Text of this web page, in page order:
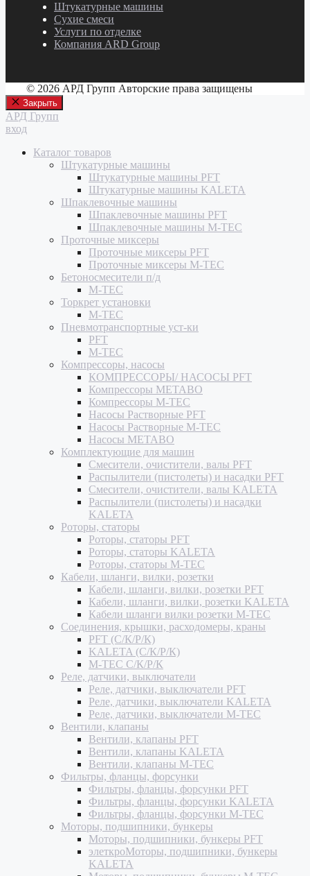
Штукатурные машины
Сухие смеси
Услуги по отделке
Компания ARD Group
© 2026 АРД Групп Авторские права защищены
Закрыть
АРД Групп
вход
Каталог товаров
Штукатурные машины
Штукатурные машины PFT
Штукатурные машины KALETA
Шпаклевочные машины
Шпаклевочные машины PFT
Шпаклевочные машины M-TEC
Проточные миксеры
Проточные миксеры PFT
Проточные миксеры M-TEC
Бетоносмесители п/д
M-TEC
Торкрет установки
M-TEC
Пневмотранспортные уст-ки
PFT
M-TEC
Компрессоры, насосы
КОМПРЕССОРЫ/ НАСОСЫ PFT
Компрессоры METABO
Компрессоры M-TEC
Насосы Растворные PFT
Насосы Растворные M-TEC
Насосы METABO
Комплектующие для машин
Смесители, очистители, валы PFT
Распылители (пистолеты) и насадки PFT
Смесители, очистители, валы KALETA
Распылители (пистолеты) и насадки
KALETA
Роторы, статоры
Роторы, статоры PFT
Роторы, статоры KALETA
Роторы, статоры M-TEC
Кабели, шланги, вилки, розетки
Кабели, шланги, вилки, розетки PFT
Кабели, шланги, вилки, розетки KALETA
Кабели шланги вилки розетки M-TEC
Соединения, крышки, расходомеры, краны
PFT (С/К/Р/К)
KALETA (С/К/Р/К)
M-TEC С/К/Р/К
Реле, датчики, выключатели
Реле, датчики, выключатели PFT
Реле, датчики, выключатели KALETA
Реле, датчики, выключатели M-TEC
Вентили, клапаны
Вентили, клапаны PFT
Вентили, клапаны KALETA
Вентили, клапаны M-TEC
Фильтры, фланцы, форсунки
Фильтры, фланцы, форсунки PFT
Фильтры, фланцы, форсунки KALETA
Фильтры, фланцы, форсунки M-TEC
Моторы, подшипники, бункеры
Моторы, подшипники, бункеры PFT
элеткроМоторы, подшипники, бункеры
KALETA